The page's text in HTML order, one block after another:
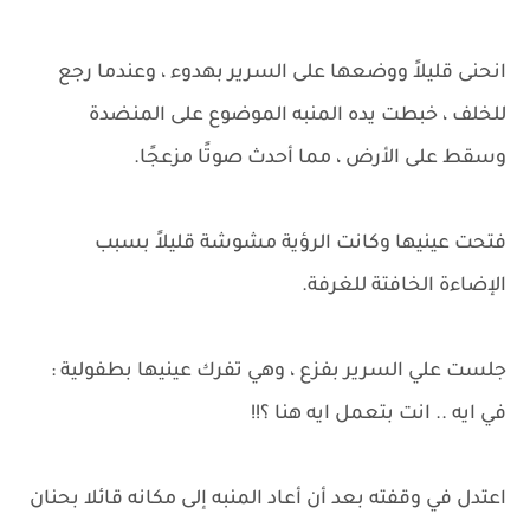
انحنى قليلاً ووضعها على السرير بهدوء ، وعندما رجع
للخلف ، خبطت يده المنبه الموضوع على المنضدة
وسقط على الأرض ، مما أحدث صوتًا مزعجًا.
فتحت عينيها وكانت الرؤية مشوشة قليلاً بسبب
الإضاءة الخافتة للغرفة.
جلست علي السرير بفزع ، وهي تفرك عينيها بطفولية :
في ايه .. انت بتعمل ايه هنا ؟!!
اعتدل في وقفته بعد أن أعاد المنبه إلى مكانه قائلا بحنان